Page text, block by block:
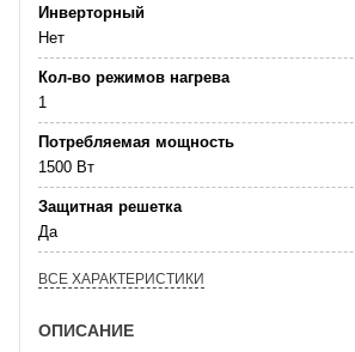
Инверторный
Нет
Кол-во режимов нагрева
1
Потребляемая мощность
1500 Вт
Защитная решетка
Да
ВСЕ ХАРАКТЕРИСТИКИ
ОПИСАНИЕ